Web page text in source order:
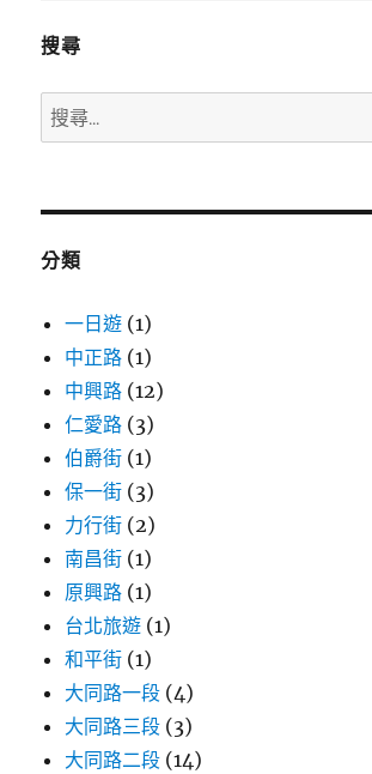
調
汽
0.4
搜尋
搜
尋
鍵
分類
一日遊 (1)
中正路 (1)
中興路 (12)
仁愛路 (3)
伯爵街 (1)
保一街 (3)
力行街 (2)
南昌街 (1)
原興路 (1)
台北旅遊 (1)
和平街 (1)
大同路一段 (4)
大同路三段 (3)
大同路二段 (14)